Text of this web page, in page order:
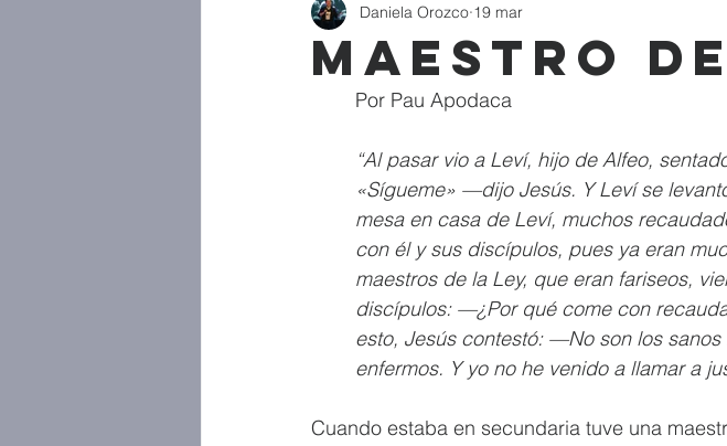
Maestro
Daniela Orozco 19 mar
Por Pau Apodaca
“Al pasar vio a Leví, hijo de Alfeo,
«Sígueme» —dijo Jesús. Y Leví se
mesa en casa de Leví, muchos
con él y sus discípulos, pues ya eran
maestros de la Ley, que eran fariseos,
discípulos: —¿Por qué come con
esto, Jesús contestó: —No son los
enfermos. Y yo no he venido a llamar a
Cuando estaba en secundaria tuve una